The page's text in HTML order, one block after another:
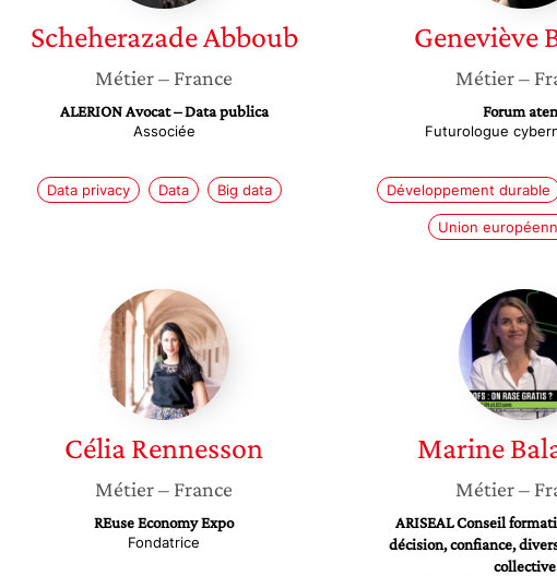
ScheherazadeAbboub
Métier– France
ALERION Avocat – Data publica
Associée
Data privacy Data Big data
Geneviève
Métier–
Forum
Futurologue
Développement durable
Union
Célia
Rennesson
CéliaRennesson
Métier– France
REuse Economy Expo
Fondatrice
Marine
Métier–
ARISEAL Conseil
décision, confiance,
collective